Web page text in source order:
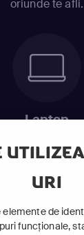
URI
de
funcționale,
oriunde te afli.
Laptop
ABONEAZĂ-TE
de